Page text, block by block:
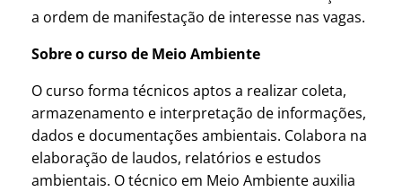
a ordem de manifestação de interesse nas vagas.
Sobre o curso de Meio Ambiente
O curso forma técnicos aptos a realizar coleta,
armazenamento e interpretação de informações,
dados e documentações ambientais. Colabora na
elaboração de laudos, relatórios e estudos
ambientais. O técnico em Meio Ambiente auxilia